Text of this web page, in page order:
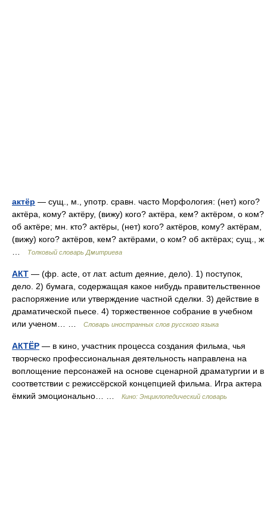
актёр — сущ., м., употр. сравн. часто Морфология: (нет) кого?
актёра, кому? актёру, (вижу) кого? актёра, кем? актёром, о ком?
об актёре; мн. кто? актёры, (нет) кого? актёров, кому? актёрам,
(вижу) кого? актёров, кем? актёрами, о ком? об актёрах; сущ., ж
Толковый словарь Дмитриева
АКТ — (фр. acte, от лат. actum деяние, дело). 1) поступок,
дело. 2) бумага, содержащая какое нибудь правительственное
распоряжение или утверждение частной сделки. 3) действие в
драматической пьесе. 4) торжественное собрание в учебном
или ученом… …
Словарь иностранных слов русского языка
АКТЁР — в кино, участник процесса создания фильма, чья
творческо профессиональная деятельность направлена на
воплощение персонажей на основе сценарной драматургии и в
соответствии с режиссёрской концепцией фильма. Игра актера
ёмкий эмоционально… …
Кино: Энциклопедический словарь